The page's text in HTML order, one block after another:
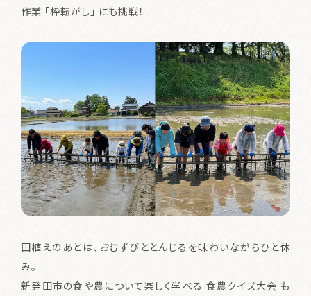
作業 「枠転がし」 にも挑戦！
田植えのあとは、おむずびととんじるを味わいながらひと休
み。
新発田市の食や農について楽しく学べる 食農クイズ大会 も